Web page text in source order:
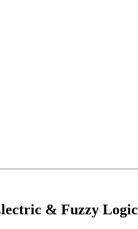
& Fuzzy Logic